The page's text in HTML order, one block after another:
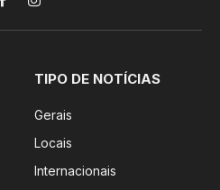
FacebookInstagram
TIPO DE NOTÍCIAS
Gerais
Locais
Internacionais